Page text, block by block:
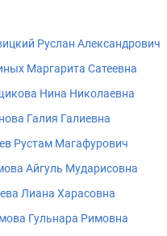
Руслан Александрович
Маргарита Сатеевна
Нина Николаевна
Галия Галиевна
Рустам Магафурович
Айгуль Мударисовна
Лиана Харасовна
Гульнара Римовна